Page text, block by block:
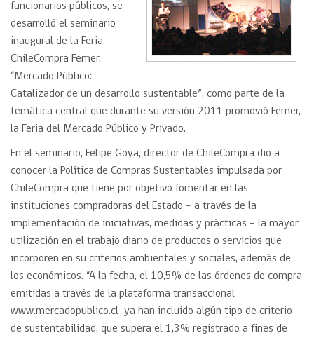
funcionarios públicos, se
desarrolló el seminario
inaugural de la Feria
ChileCompra Femer,
“Mercado Público:
Catalizador de un desarrollo sustentable”, como parte de la
temática central que durante su versión 2011 promovió Femer,
la Feria del Mercado Público y Privado.
En el seminario, Felipe Goya, director de ChileCompra dio a
conocer la Política de Compras Sustentables impulsada por
ChileCompra que tiene por objetivo fomentar en las
instituciones compradoras del Estado – a través de la
implementación de iniciativas, medidas y prácticas – la mayor
utilización en el trabajo diario de productos o servicios que
incorporen en su criterios ambientales y sociales, además de
los económicos. “A la fecha, el 10,5% de las órdenes de compra
emitidas a través de la plataforma transaccional
www.mercadopublico.cl ya han incluido algún tipo de criterio
de sustentabilidad, que supera el 1,3% registrado a fines de